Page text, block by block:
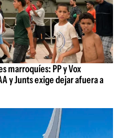
marroquíes: PP y Vox
y Junts exige dejar afuera a